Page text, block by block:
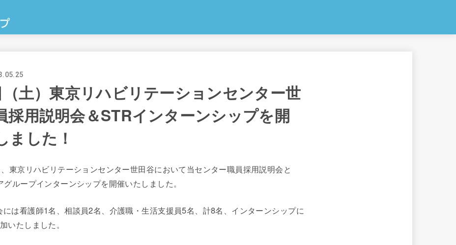
土）東京リハビリテーションセンター世
採用説明会＆STRインターンシップを開
ました！
東京リハビリテーションセンター世田谷において当センター職員採用説明会と
ループインターンシップを開催いたしました。
には看護師1名、相談員2名、介護職・生活支援員5名、計8名、インターンシップに
いたしました。